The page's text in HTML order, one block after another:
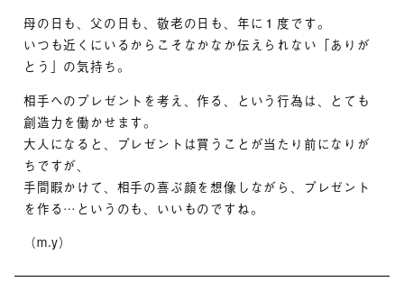
母の日も、父の日も、敬老の日も、年に１度です。
いつも近くにいるからこそなかなか伝えられない「ありが
とう」の気持ち。
相手へのプレゼントを考え、作る、という行為は、とても
創造力を働かせます。
大人になると、プレゼントは買うことが当たり前になりが
ちですが、
手間暇かけて、相手の喜ぶ顔を想像しながら、プレゼント
を作る…というのも、いいものですね。
（m.y）